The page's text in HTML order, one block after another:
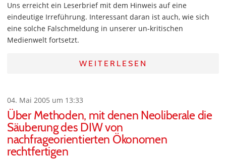
Uns erreicht ein Leserbrief mit dem Hinweis auf eine
eindeutige Irreführung. Interessant daran ist auch, wie sich
eine solche Falschmeldung in unserer un-kritischen
Medienwelt fortsetzt.
WEITERLESEN
04. Mai 2005 um 13:33
Über Methoden, mit denen Neoliberale die
Säuberung des DIW von
nachfrageorientierten Ökonomen
rechtfertigen